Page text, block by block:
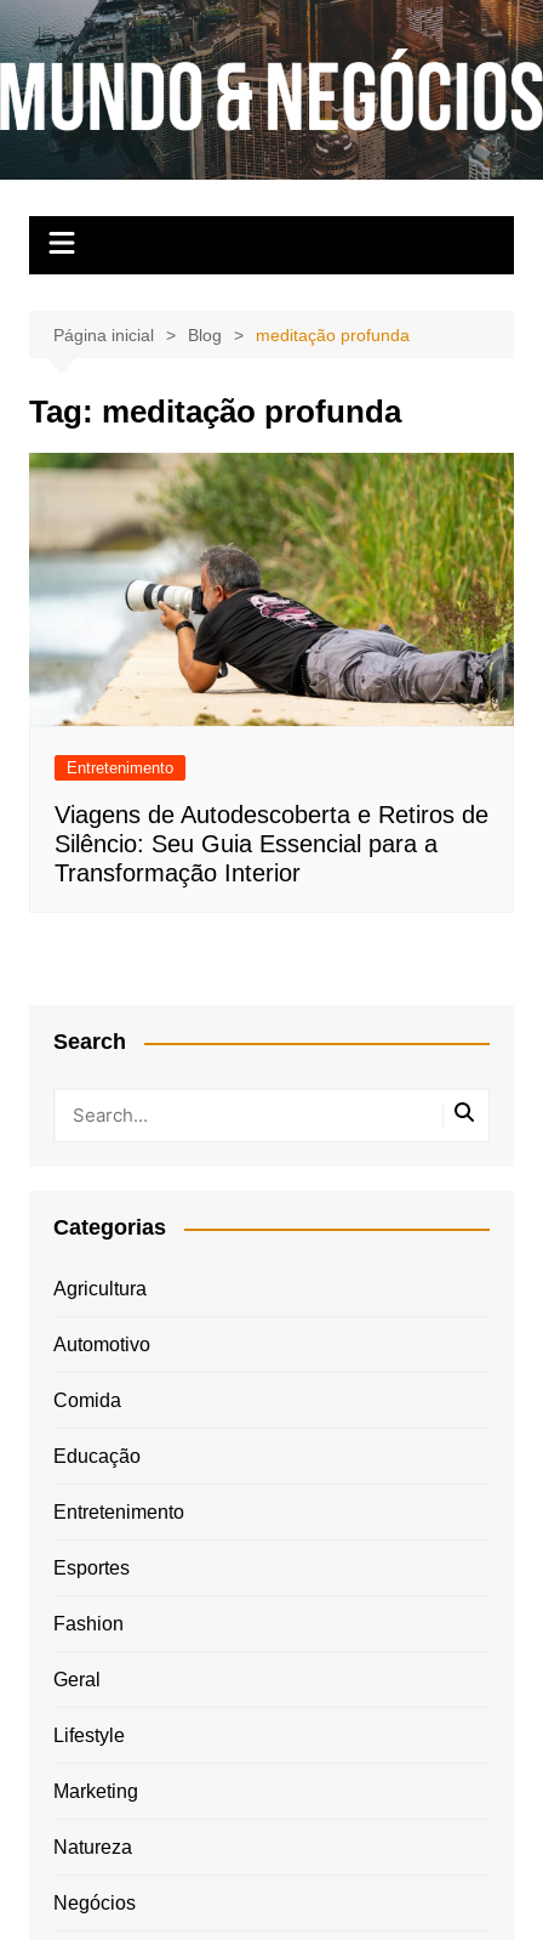
para
conteúdo
Página inicial Blog meditação profunda
Tag: meditação profunda
Entretenimento
Viagens de Autodescoberta e Retiros de
Silêncio: Seu Guia Essencial para a
Transformação Interior
Search
Categorias
Agricultura
Automotivo
Comida
Educação
Entretenimento
Esportes
Fashion
Geral
Lifestyle
Marketing
Natureza
Negócios